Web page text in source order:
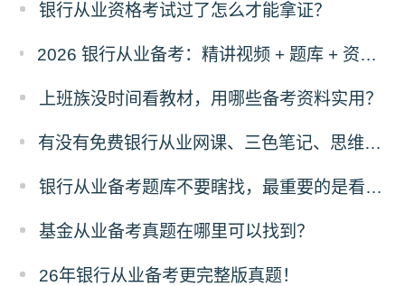
银行从业资格考试过了怎么才能拿证？
2026 银行从业备考：精讲视频 + 题库 + 资料一站式，零基础也能过
上班族没时间看教材，用哪些备考资料实用？
有没有免费银行从业网课、三色笔记、思维导图、计算公式！
银行从业备考题库不要瞎找，最重要的是看这三点！
基金从业备考真题在哪里可以找到？
26年银行从业备考更完整版真题！